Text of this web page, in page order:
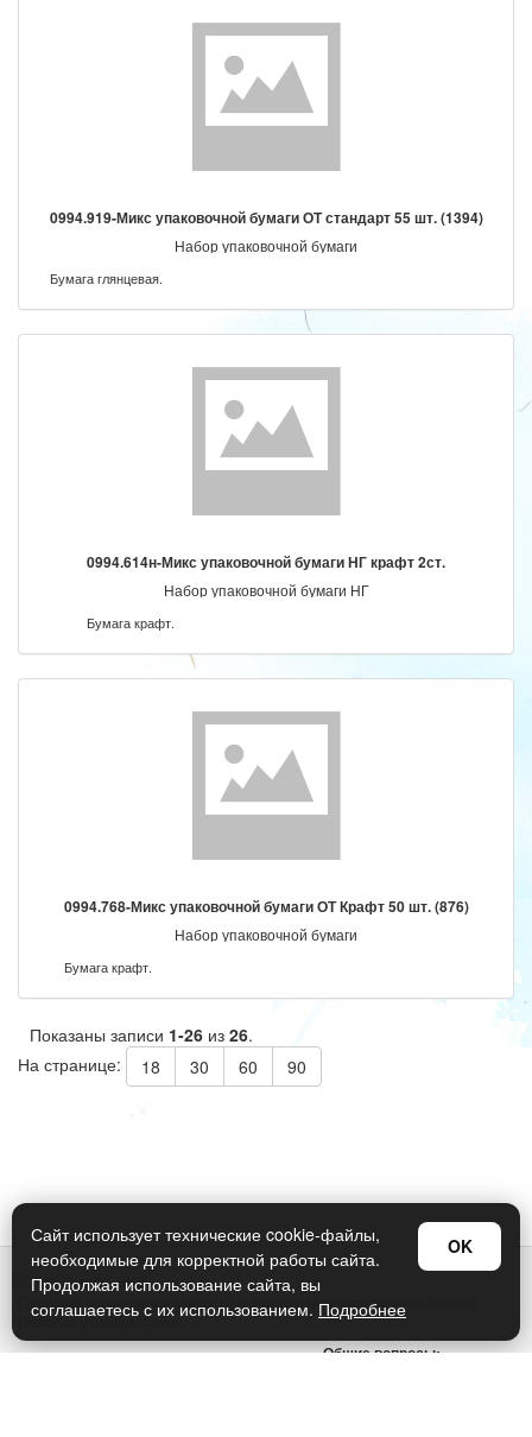
0994.919-Микс упаковочной бумаги ОТ стандарт 55 шт. (1394)
Набор упаковочной бумаги
Бумага глянцевая.
0994.614н-Микс упаковочной бумаги НГ крафт 2ст.
Набор упаковочной бумаги НГ
Бумага крафт.
0994.768-Микс упаковочной бумаги ОТ Крафт 50 шт. (876)
Набор упаковочной бумаги
Бумага крафт.
Показаны записи 1-26 из 26.
На странице:
18 30 60 90
© Арт Дизайн 2026
Политика конфиденциальности и обработки персональных данных
Правила использования
Общие вопросы:
Сайт использует технические cookie-файлы,
необходимые для корректной работы сайта.
Продолжая использование сайта, вы
соглашаетесь с их использованием. Подробнее
OK